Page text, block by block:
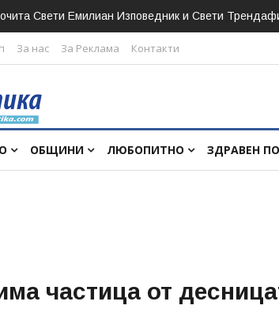
Свeти Емилиан Изповедник и Свети
За нас За Реклама Контакти
ОБЩИНИ ЛЮБОПИТНО ЗДРАВЕН
частица от